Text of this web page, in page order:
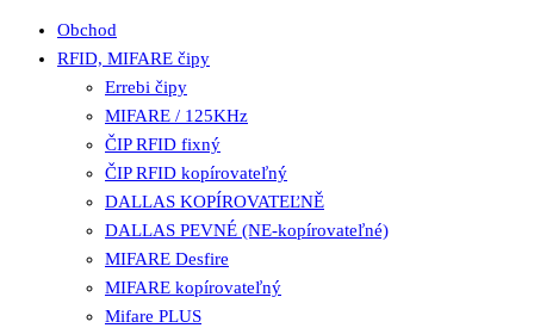
Obchod
RFID, MIFARE čipy
Errebi čipy
MIFARE / 125KHz
ČIP RFID fixný
ČIP RFID kopírovateľný
DALLAS KOPÍROVATEĽNĚ
DALLAS PEVNÉ (NE-kopírovateľné)
MIFARE Desfire
MIFARE kopírovateľný
Mifare PLUS